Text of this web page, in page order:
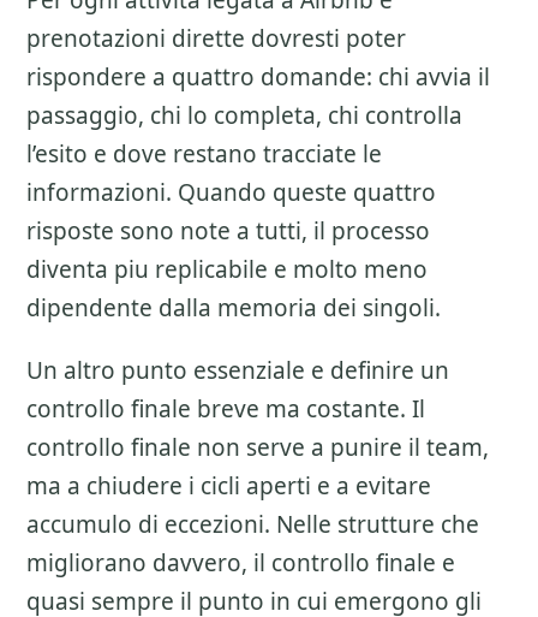
prenotazioni dirette dovresti poter
rispondere a quattro domande: chi avvia il
passaggio, chi lo completa, chi controlla
l’esito e dove restano tracciate le
informazioni. Quando queste quattro
risposte sono note a tutti, il processo
diventa piu replicabile e molto meno
dipendente dalla memoria dei singoli.
Un altro punto essenziale e definire un
controllo finale breve ma costante. Il
controllo finale non serve a punire il team,
ma a chiudere i cicli aperti e a evitare
accumulo di eccezioni. Nelle strutture che
migliorano davvero, il controllo finale e
quasi sempre il punto in cui emergono gli